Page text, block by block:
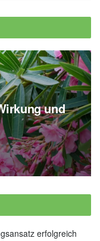
und
erfolgreich